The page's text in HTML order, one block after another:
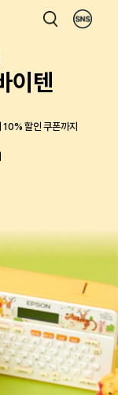
세요!
세요!
입고!
보세요.한정 수량 최
가구까
합니다.
이텐
10% 할인 쿠폰까지